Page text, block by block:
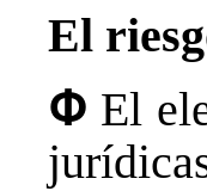
El
Փ El